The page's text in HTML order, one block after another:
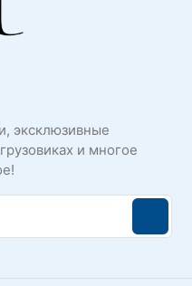
эксклюзивные
и многое